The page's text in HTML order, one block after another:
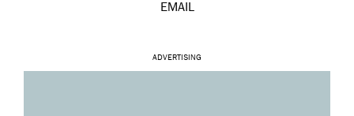
EMAIL
ADVERTISING